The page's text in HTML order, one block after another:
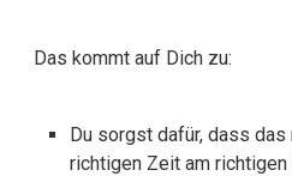
Das kommt auf Dich zu:
Du sorgst dafür, dass
richtigen Zeit am richtigen